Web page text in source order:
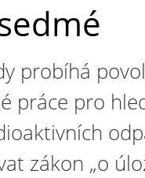
probíhá
práce pro
zákon „o